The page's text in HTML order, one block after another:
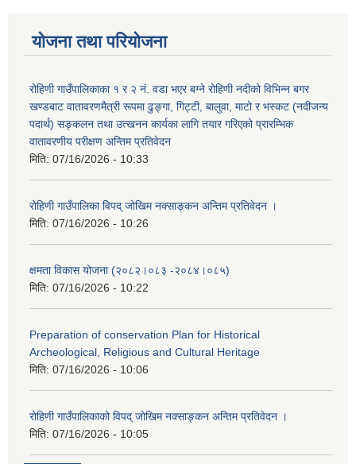
योजना तथा परियोजना
रोहिणी गाउँपालिकाका १ र २ नं. वडा भएर बग्ने रोहिणी नदीको विभिन्न बगर
खण्डबाट वातावरणमैत्री रूपमा ढुङ्गा, गिट्टी, बालुवा, माटो र भस्कट (नदीजन्य
पदार्थ) सङ्कलन तथा उत्खनन कार्यका लागि तयार गरिएको प्रारम्भिक
वातावरणीय परीक्षण अन्तिम प्रतिवेदन
मिति: 07/16/2026 - 10:33
रोहिणी गाउँपालिका विपद् जोखिम नक्साङ्कन अन्तिम प्रतिवेदन ।
मिति: 07/16/2026 - 10:26
क्षमता विकास योजना (२०८२।०८३‍ -२०८४।०८५)
मिति: 07/16/2026 - 10:22
Preparation of conservation Plan for Historical
Archeological, Religious and Cultural Heritage
मिति: 07/16/2026 - 10:06
रोहिणी गाउँपालिकाको विपद् जोखिम नक्साङ्कन अन्तिम प्रतिवेदन ।
मिति: 07/16/2026 - 10:05